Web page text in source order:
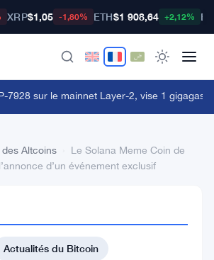
XRP$1,05 -1,80% ETH$1 908,64 +2,12%
7928 sur le mainnet Layer-2, vise 1 gigagas
Altcoins
Le Solana Meme Coin de
d’un événement exclusif
Actualités du Bitcoin